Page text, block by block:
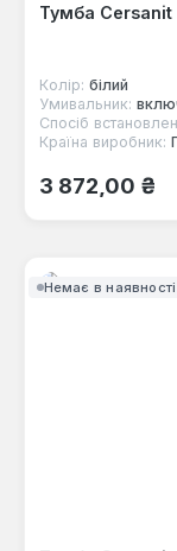
Тумба Cersanit
Колір: білий
Умивальник:
Спосіб
Країна виробник:
Звичайна ціна:
3 872,00 ₴
Немає в наявності